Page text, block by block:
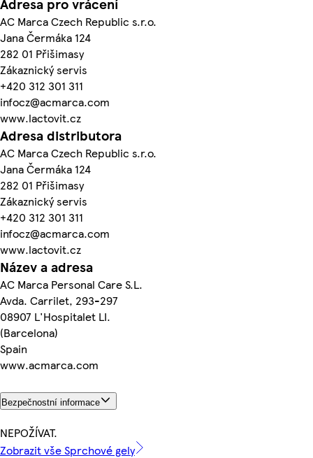
Adresa pro vrácení
AC Marca Czech Republic s.r.o.
Jana Čermáka 124
282 01 Přišimasy
Zákaznický servis
+420 312 301 311
infocz@acmarca.com
www.lactovit.cz
Adresa distributora
AC Marca Czech Republic s.r.o.
Jana Čermáka 124
282 01 Přišimasy
Zákaznický servis
+420 312 301 311
infocz@acmarca.com
www.lactovit.cz
Název a adresa
AC Marca Personal Care S.L.
Avda. Carrilet, 293-297
08907 L'Hospitalet LI.
(Barcelona)
Spain
www.acmarca.com
Bezpečnostní informace
NEPOŽÍVAT.
Zobrazit vše Sprchové gely